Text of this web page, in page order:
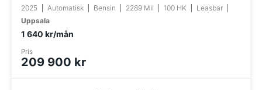
2025 Automatisk Bensin 2289 Mil 100 HK
Leasbar
Uppsala
1 640 kr/mån
Pris
209 900 kr